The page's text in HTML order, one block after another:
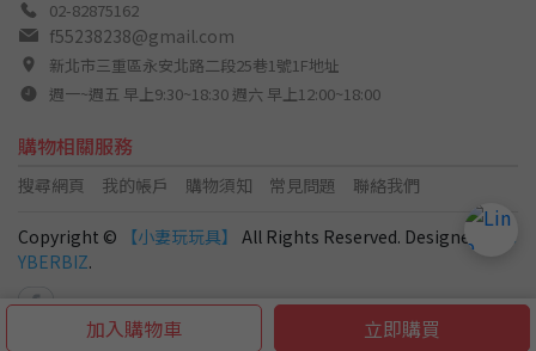
加入購物車 立即購買
02-82875162
f55238238@gmail.com
新北市三重區永安北路二段25巷1號1F地址
週一~週五 早上9:30~18:30 週六 早上12:00~18:00
購物相關服務
搜尋網頁 我的帳戶 購物須知 常見問題 聯絡我們
Copyright © 【小妻玩玩具】 All Rights Reserved. Designed by
C
YBERBIZ.